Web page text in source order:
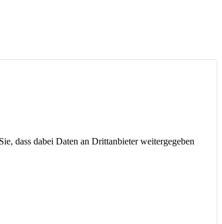
dass dabei Daten an Drittanbieter weitergegeben